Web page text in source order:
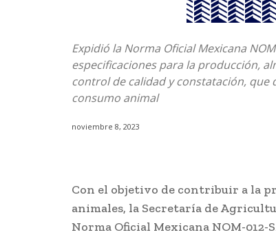
Expidió la Norma Oficial Mexicana
especificaciones para la producción,
control de calidad y constatación,
consumo animal
noviembre 8, 2023
Con el objetivo de contribuir a la
animales, la Secretaría de
Norma Oficial Mexicana NOM-012-